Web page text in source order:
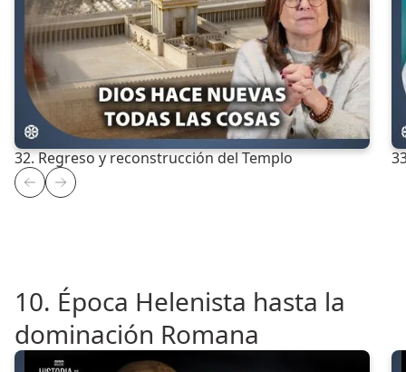
32. Regreso y reconstrucción del Templo
10. Época Helenista hasta la
dominación Romana